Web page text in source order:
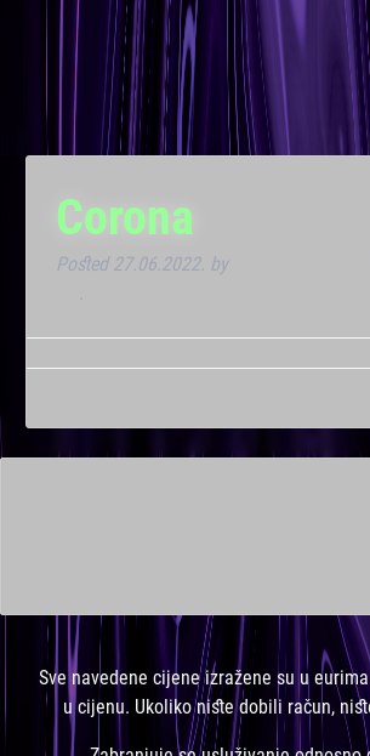
Corona
Posted 27.06.2022. by
.
Sve navedene cijene izražene su u
u cijenu. Ukoliko niste dobili račun,